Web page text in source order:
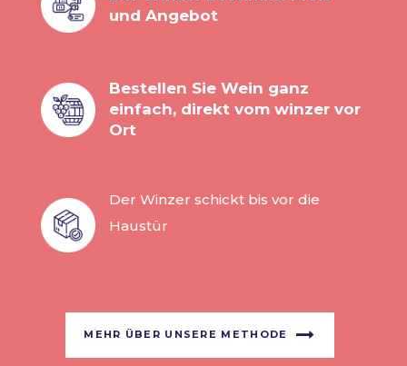
und Angebot
Bestellen Sie Wein ganz
einfach, direkt vom winzer vor
Ort
Der Winzer schickt bis vor die
Haustür
MEHR ÜBER UNSERE METHODE